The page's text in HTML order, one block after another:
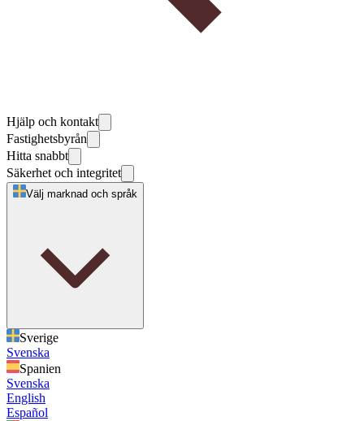
Hjälp och kontakt
Fastighetsbyrån
Hitta snabbt
Säkerhet och integritet
Välj marknad och språk
Sverige
Svenska
Spanien
Svenska
English
Español